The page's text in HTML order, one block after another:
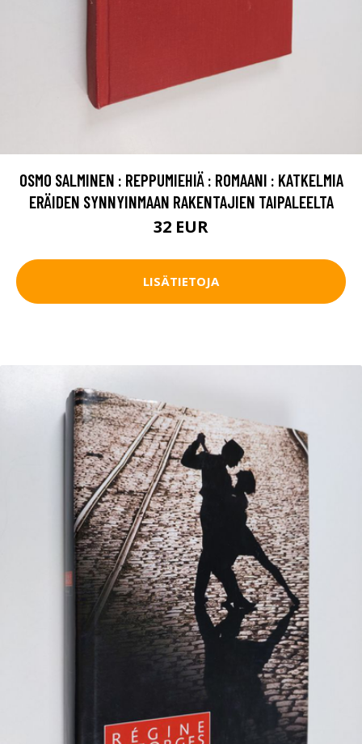
OSMO SALMINEN : REPPUMIEHIÄ : ROMAANI : KATKELMIA
ERÄIDEN SYNNYINMAAN RAKENTAJIEN TAIPALEELTA
32 EUR
LISÄTIETOJA